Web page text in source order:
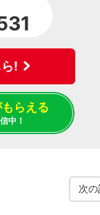
!
らえる
中！
次